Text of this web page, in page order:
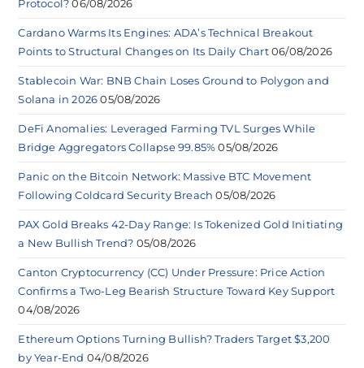
Protocol? 06/08/2026
Cardano Warms Its Engines: ADA’s Technical Breakout
Points to Structural Changes on Its Daily Chart 06/08/2026
Stablecoin War: BNB Chain Loses Ground to Polygon and
Solana in 2026 05/08/2026
DeFi Anomalies: Leveraged Farming TVL Surges While
Bridge Aggregators Collapse 99.85% 05/08/2026
Panic on the Bitcoin Network: Massive BTC Movement
Following Coldcard Security Breach 05/08/2026
PAX Gold Breaks 42-Day Range: Is Tokenized Gold Initiating
a New Bullish Trend? 05/08/2026
Canton Cryptocurrency (CC) Under Pressure: Price Action
Confirms a Two-Leg Bearish Structure Toward Key Support
04/08/2026
Ethereum Options Turning Bullish? Traders Target $3,200
by Year-End 04/08/2026